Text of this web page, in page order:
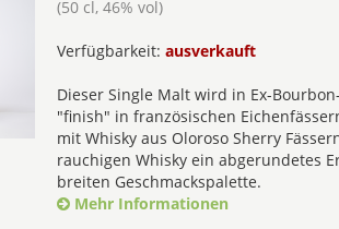
(50 cl, 46% vol)
Verfügbarkeit: ausverkauft
Dieser Single Malt wird in Ex-
"finish" in französischen
mit Whisky aus Oloroso Sherry
rauchigen Whisky ein abgerundetes
breiten Geschmackspalette.
Mehr Informationen